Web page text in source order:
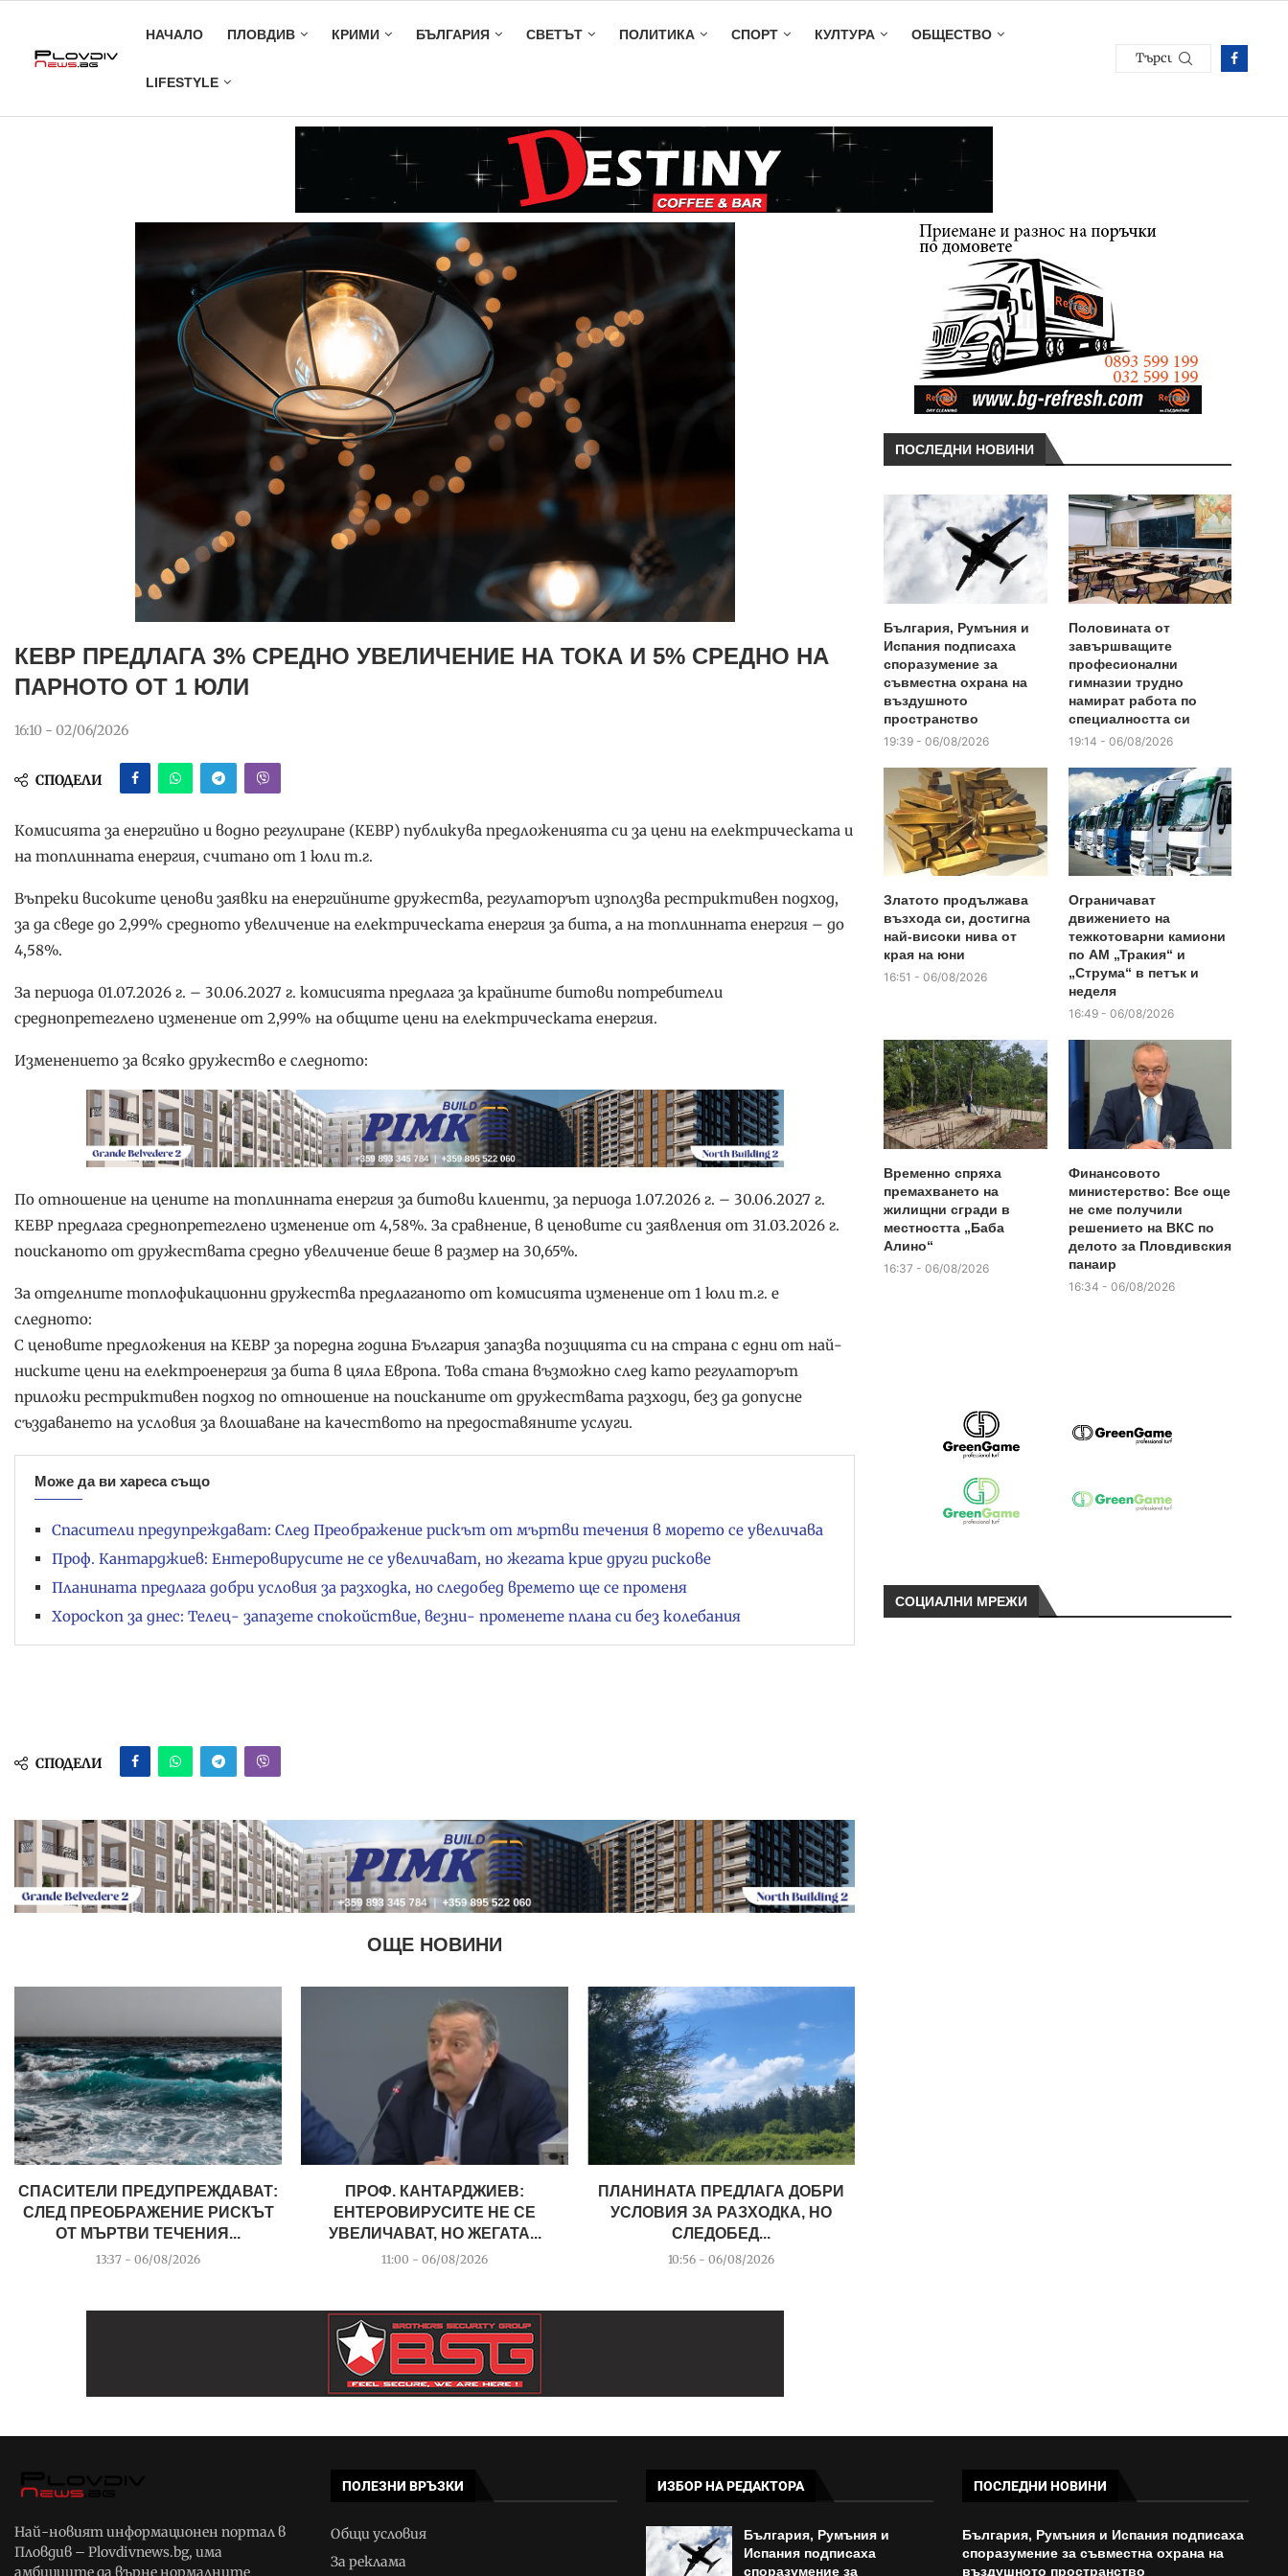
НАЧАЛО ПЛОВДИВ КРИМИ БЪЛГАРИЯ СВЕТЪТ ПОЛИТИКА СПОРТ КУЛТУРА ОБЩЕСТВО
LIFESTYLE
КЕВР ПРЕДЛАГА 3% СРЕДНО УВЕЛИЧЕНИЕ НА ТОКА И 5% СРЕДНО НА
ПАРНОТО ОТ 1 ЮЛИ
16:10 - 02/06/2026
СПОДЕЛИ
Комисията за енергийно и водно регулиране (КЕВР) публикува предложенията си за цени на електрическата и
на топлинната енергия, считано от 1 юли т.г.
Въпреки високите ценови заявки на енергийните дружества, регулаторът използва рестриктивен подход,
за да сведе до 2,99% средното увеличение на електрическата енергия за бита, а на топлинната енергия – до
4,58%.
За периода 01.07.2026 г. – 30.06.2027 г. комисията предлага за крайните битови потребители
среднопретеглено изменение от 2,99% на общите цени на електрическата енергия.
Изменението за всяко дружество е следното:
По отношение на цените на топлинната енергия за битови клиенти, за периода 1.07.2026 г. – 30.06.2027 г.
КЕВР предлага среднопретеглено изменение от 4,58%. За сравнение, в ценовите си заявления от 31.03.2026 г.
поисканото от дружествата средно увеличение беше в размер на 30,65%.
За отделните топлофикационни дружества предлаганото от комисията изменение от 1 юли т.г. е
следното:
С ценовите предложения на КЕВР за поредна година България запазва позицията си на страна с едни от най-
ниските цени на електроенергия за бита в цяла Европа. Това стана възможно след като регулаторът
приложи рестриктивен подход по отношение на поисканите от дружествата разходи, без да допусне
създаването на условия за влошаване на качеството на предоставяните услуги.
Може да ви хареса също
Спасители предупреждават: След Преображение рискът от мъртви течения в морето се увеличава
Проф. Кантарджиев: Ентеровирусите не се увеличават, но жегата крие други рискове
Планината предлага добри условия за разходка, но следобед времето ще се променя
Хороскоп за днес: Телец- запазете спокойствие, везни- променете плана си без колебания
СПОДЕЛИ
ОЩЕ НОВИНИ
СПАСИТЕЛИ ПРЕДУПРЕЖДАВАТ:
СЛЕД ПРЕОБРАЖЕНИЕ РИСКЪТ
ОТ МЪРТВИ ТЕЧЕНИЯ...
13:37 - 06/08/2026
ПРОФ. КАНТАРДЖИЕВ:
ЕНТЕРОВИРУСИТЕ НЕ СЕ
УВЕЛИЧАВАТ, НО ЖЕГАТА...
11:00 - 06/08/2026
ПЛАНИНАТА ПРЕДЛАГА ДОБРИ
УСЛОВИЯ ЗА РАЗХОДКА, НО
СЛЕДОБЕД...
10:56 - 06/08/2026
ПОСЛЕДНИ НОВИНИ
България, Румъния и
Испания подписаха
споразумение за
съвместна охрана на
въздушното
пространство
19:39 - 06/08/2026
Половината от
завършващите
професионални
гимназии трудно
намират работа по
специалността си
19:14 - 06/08/2026
Златото продължава
възхода си, достигна
най-високи нива от
края на юни
16:51 - 06/08/2026
Ограничават
движението на
тежкотоварни камиони
по АМ „Тракия“ и
„Струма“ в петък и
неделя
16:49 - 06/08/2026
Временно спряха
премахването на
жилищни сгради в
местността „Баба
Алино“
16:37 - 06/08/2026
Финансовото
министерство: Все още
не сме получили
решението на ВКС по
делото за Пловдивския
панаир
16:34 - 06/08/2026
СОЦИАЛНИ МРЕЖИ
Най-новият информационен портал в
Пловдив – Plovdivnews.bg, има
амбициите да върне нормалните
ПОЛЕЗНИ ВРЪЗКИ
Общи условия
За реклама
ИЗБОР НА РЕДАКТОРА
България, Румъния и
Испания подписаха
споразумение за
ПОСЛЕДНИ НОВИНИ
България, Румъния и Испания подписаха
споразумение за съвместна охрана на
въздушното пространство